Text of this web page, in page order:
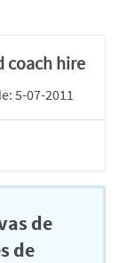
coach hire
5-07-2011
de
de